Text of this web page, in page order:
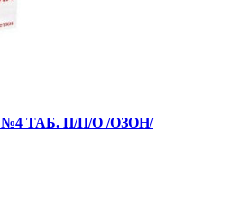
ТАБ. П/П/О /ОЗОН/